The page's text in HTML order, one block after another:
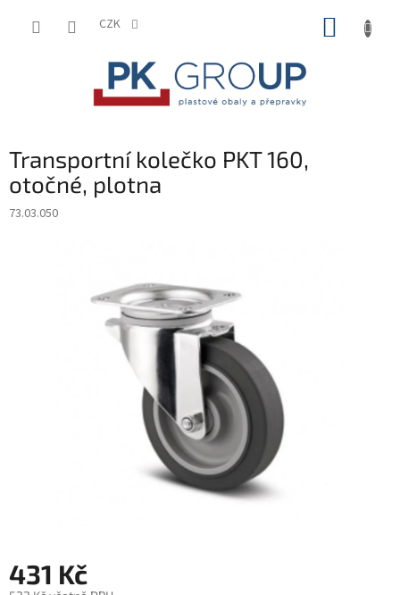
CZK
Transportní kolečko PKT 160,
otočné, plotna
73.03.050
431 Kč